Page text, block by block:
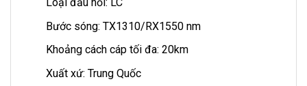
Bước sóng: TX1310/RX1550 nm
Khoảng cách cáp tối đa: 20km
Xuất xứ: Trung Quốc